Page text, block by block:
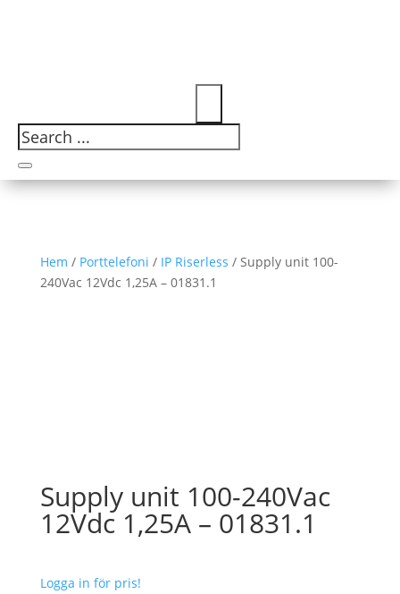
Hem / Porttelefoni / IP Riserless / Supply unit 100-
240Vac 12Vdc 1,25A – 01831.1
Supply unit 100-240Vac
12Vdc 1,25A – 01831.1
Logga in för pris!